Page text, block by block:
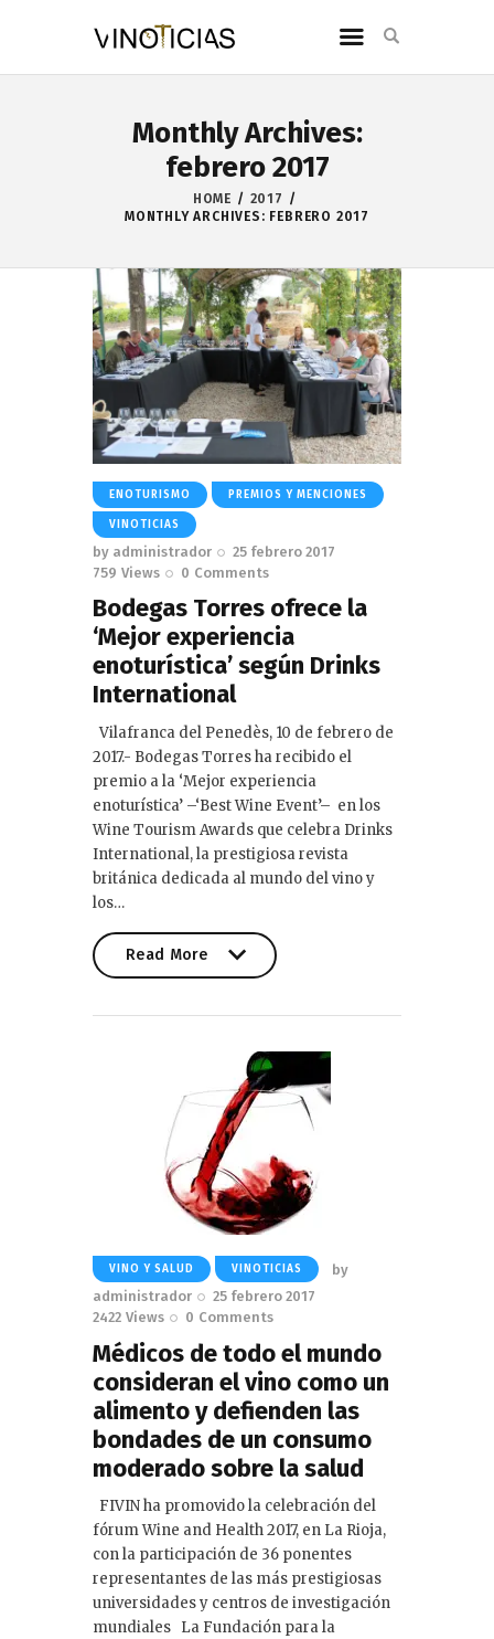
Monthly Archives:
febrero 2017
HOME
2017
MONTHLY ARCHIVES: FEBRERO 2017
ENOTURISMO PREMIOS Y MENCIONES
VINOTICIAS
by administrador
25 febrero 2017
759 Views 0 Comments
Bodegas Torres ofrece la
‘Mejor experiencia
enoturística’ según Drinks
International
Vilafranca del Penedès, 10 de febrero de
2017.- Bodegas Torres ha recibido el
premio a la ‘Mejor experiencia
enoturística’ –‘Best Wine Event’– en los
Wine Tourism Awards que celebra Drinks
International, la prestigiosa revista
británica dedicada al mundo del vino y
los…
Read More
VINO Y SALUD VINOTICIAS
by
administrador
25 febrero 2017
2422 Views 0 Comments
Médicos de todo el mundo
consideran el vino como un
alimento y defienden las
bondades de un consumo
moderado sobre la salud
FIVIN ha promovido la celebración del
fórum Wine and Health 2017, en La Rioja,
con la participación de 36 ponentes
representantes de las más prestigiosas
universidades y centros de investigación
mundiales La Fundación para la